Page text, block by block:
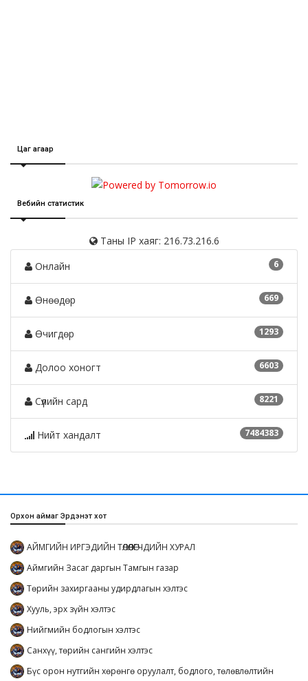
Цаг агаар
Вебийн статистик
Таны IP хаяг: 216.73.216.6
6
Онлайн
669
Өнөөдөр
1293
Өчигдөр
6603
Долоо хоногт
8221
Сүүлийн сард
7484383
Нийт хандалт
Орхон аймаг Эрдэнэт хот
АЙМГИЙН ИРГЭДИЙН ТӨЛӨӨЛӨГЧДИЙН ХУРАЛ
Аймгийн Засаг даргын Тамгын газар
Төрийн захиргааны удирдлагын хэлтэс
Хууль, эрх зүйн хэлтэс
Нийгмийн бодлогын хэлтэс
Санхүү, төрийн сангийн хэлтэс
Бүс орон нутгийн хөрөнгө оруулалт, бодлого, төлөвлөлтийн